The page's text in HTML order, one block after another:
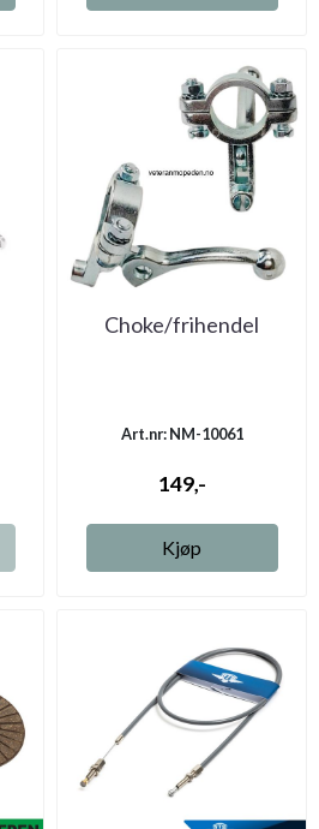
Choke/frihendel
Art.nr: NM-10061
149,-
Kjøp